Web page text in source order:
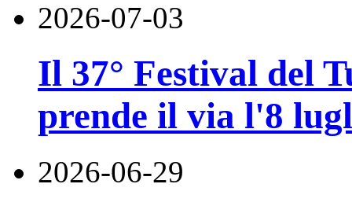
2026-07-03
Il 37° Festival del
prende il via l'8
2026-06-29